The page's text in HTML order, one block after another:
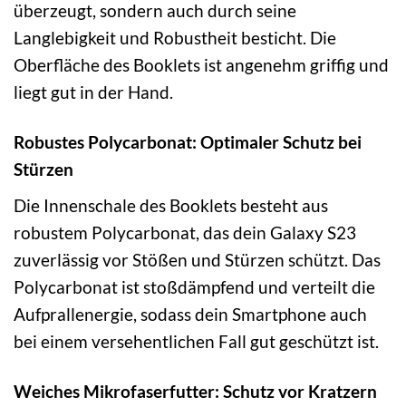
überzeugt, sondern auch durch seine
Langlebigkeit und Robustheit besticht. Die
Oberfläche des Booklets ist angenehm griffig und
liegt gut in der Hand.
Robustes Polycarbonat: Optimaler Schutz bei
Stürzen
Die Innenschale des Booklets besteht aus
robustem Polycarbonat, das dein Galaxy S23
zuverlässig vor Stößen und Stürzen schützt. Das
Polycarbonat ist stoßdämpfend und verteilt die
Aufprallenergie, sodass dein Smartphone auch
bei einem versehentlichen Fall gut geschützt ist.
Weiches Mikrofaserfutter: Schutz vor Kratzern